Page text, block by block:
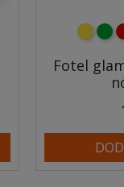
żółty
Fotel